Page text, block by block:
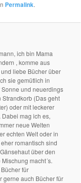
Permalink.
ich bin Mama
, komme aus
liebe Bücher über
sie gemütlich in
und neuerdings
(Das geht
oder mit leckerer
mag ich es,
neue Welten
echten Welt oder in
romantisch sind
über den
macht´s.
für
gerne auch Bücher für